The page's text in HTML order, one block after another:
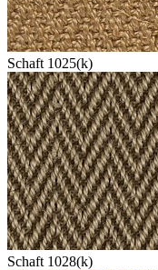
Schaft 1025(k)
Schaft 1028(k)